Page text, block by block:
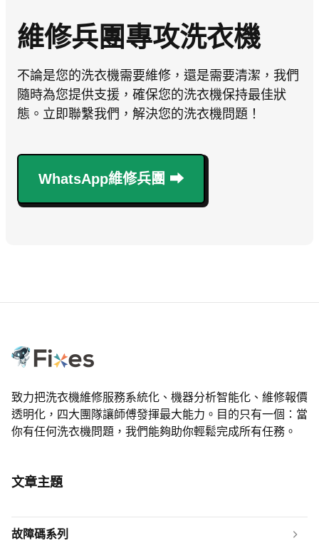
維修兵團專攻洗衣機
不論是您的洗衣機需要維修，還是需要清潔，我們
隨時為您提供支援，確保您的洗衣機保持最佳狀
態。立即聯繫我們，解決您的洗衣機問題！
WhatsApp維修兵團 ⮕
致力把洗衣機維修服務系統化、機器分析智能化、維修報價
透明化，四大團隊讓師傅發揮最大能力。目的只有一個：當
你有任何洗衣機問題，我們能夠助你輕鬆完成所有任務。
文章主題
故障碼系列